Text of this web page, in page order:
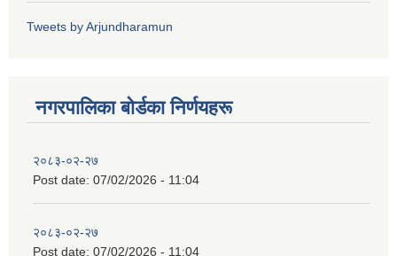
Tweets by Arjundharamun
नगरपालिका बाेर्डका निर्णयहरू
२०८३-०२-२७
Post date: 07/02/2026 - 11:04
२०८३-०२-२७
Post date: 07/02/2026 - 11:04